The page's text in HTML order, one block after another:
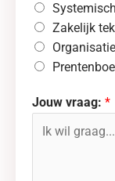
Zakelijk
Jouw vraag: *